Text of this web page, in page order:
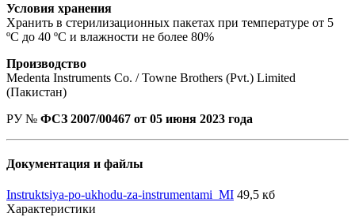
Условия хранения
Хранить в стерилизационных пакетах при температуре от 5
ºС до 40 ºС и влажности не более 80%
Производство
Medenta Instruments Co. / Towne Brothers (Pvt.) Limited
(Пакистан)
РУ № ФСЗ 2007/00467 от 05 июня 2023 года
Документация и файлы
Instruktsiya-po-ukhodu-za-instrumentami_MI 49,5 кб
Характеристики